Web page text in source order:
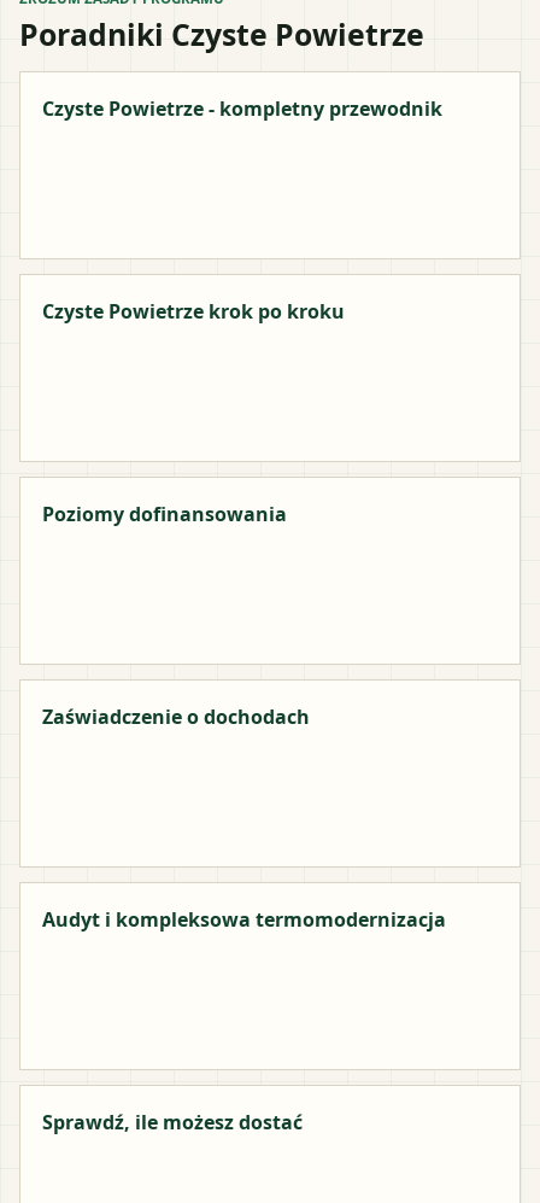
Poradniki Czyste Powietrze
Czyste Powietrze - kompletny przewodnik
Czyste Powietrze krok po kroku
Poziomy dofinansowania
Zaświadczenie o dochodach
Audyt i kompleksowa termomodernizacja
Sprawdź, ile możesz dostać